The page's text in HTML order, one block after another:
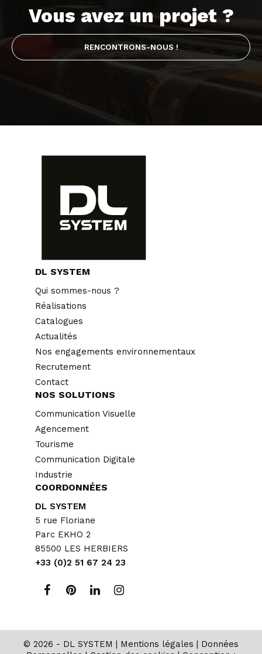
Vous avez un projet ?
RENCONTRONS-NOUS !
DL SYSTEM
Qui sommes-nous ?
Réalisations
Catalogues
Actualités
Nos engagements environnementaux
Recrutement
Contact
NOS SOLUTIONS
Communication Visuelle
Agencement
Tourisme
Communication Digitale
Industrie
COORDONNÉES
DL SYSTEM
5 rue Floriane
Parc EKHO 2
85500 LES HERBIERS
+33 (0)2 51 67 24 23
© 2026 - DL SYSTEM | Mentions légales | Données